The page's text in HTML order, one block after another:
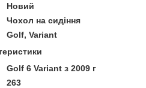
Новий
Чохол на сидіння
Golf, Variant
Golf 6 Variant з 2009 г
263